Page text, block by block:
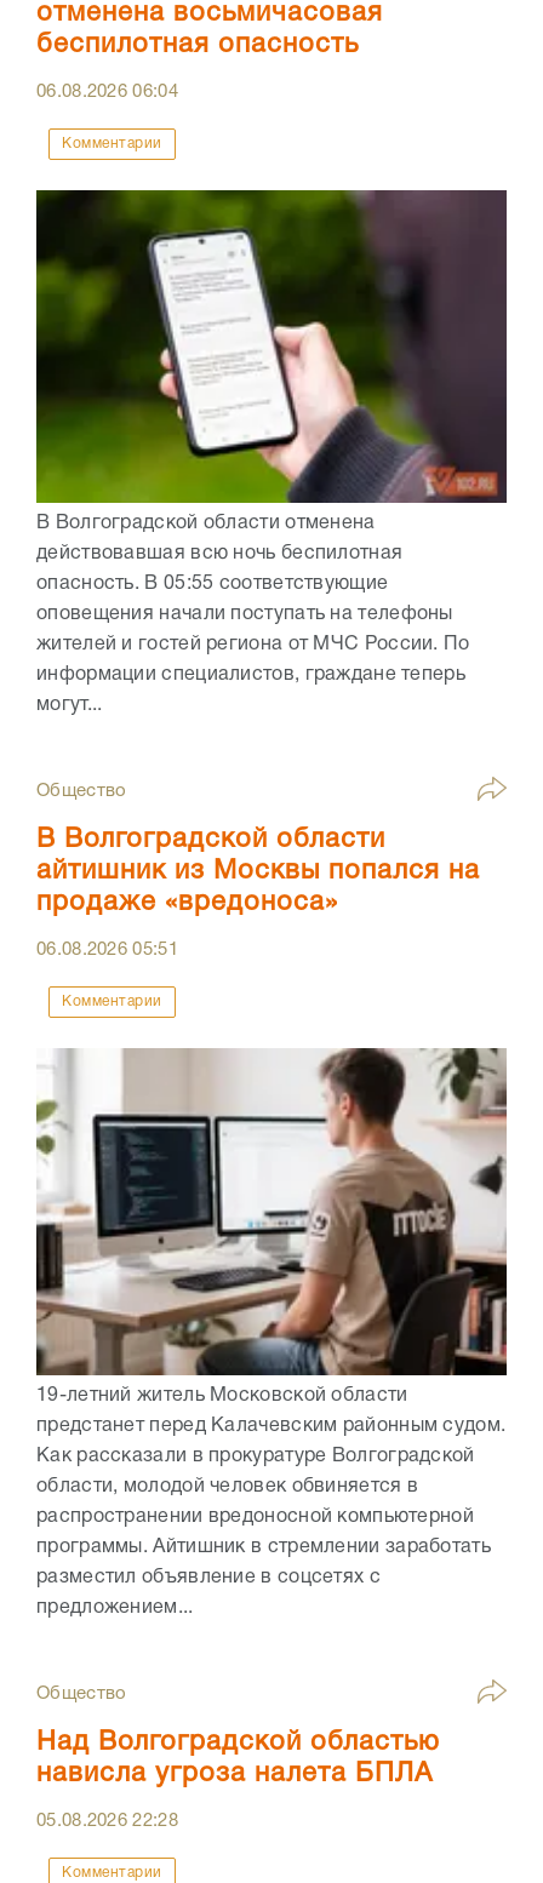
отменена восьмичасовая
беспилотная опасность
06.08.202606:04
Комментарии
В Волгоградской области отменена
действовавшая всю ночь беспилотная
опасность. В 05:55 соответствующие
оповещения начали поступать на телефоны
жителей и гостей региона от МЧС России. По
информации специалистов, граждане теперь
могут...
Общество
В Волгоградской области
айтишник из Москвы попался на
продаже «вредоноса»
06.08.202605:51
Комментарии
19-летний житель Московской области
предстанет перед Калачевским районным судом.
Как рассказали в прокуратуре Волгоградской
области, молодой человек обвиняется в
распространении вредоносной компьютерной
программы. Айтишник в стремлении заработать
разместил объявление в соцсетях с
предложением...
Общество
Над Волгоградской областью
нависла угроза налета БПЛА
05.08.202622:28
Комментарии